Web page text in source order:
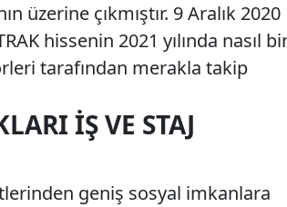
üzerine çıkmıştır. 9 Aralık 2020
hissenin 2021 yılında nasıl
tarafından merakla takip
İŞ VE STAJ
geniş sosyal imkanlara